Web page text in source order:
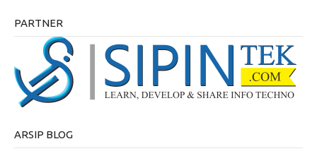
PARTNER
ARSIP BLOG